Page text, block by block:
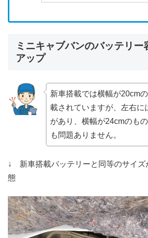
ミニキャブバンのバッテリー
アップ
新車搭載では横幅が20cm
載されていますが、左右に
があり、横幅が24cmのも
も問題ありません。
↓ 新車搭載バッテリーと同等のサイズ
態